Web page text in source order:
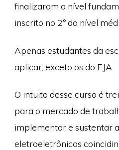
finalizaram o nível
inscrito no 2º do nível
Apenas estudantes da
aplicar, exceto os do EJA.
O intuito desse curso é
para o mercado de
implementar e sustentar
eletroeletrônicos